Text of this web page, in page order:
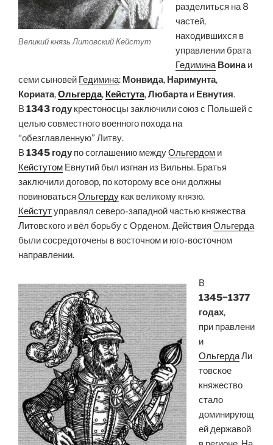
Великий князь Литовский Кейстут
разделиться на 8
частей,
находившихся в
управлении брата
Гедимина Воинаи
семи сыновей Гедимина: Монвида, Наримунта,
Кориата,Ольгерда, Кейстута,Любартаи Евнутия.
В1343 году крестоносцы заключили союз с Польшей с
целью совместного военного похода на
“обезглавленную” Литву.
В1345 году по соглашению междуОльгердом и
Кейстутом Евнутий был изгнан из Вильны. Братья
заключили договор, по которому все они должны
повиноваться Ольгерду как великому князю.
Кейстутуправлял северо-западной частью княжества
Литовского и вёл борьбу с Орденом. Действия Ольгерда
были сосредоточены в восточном и юго-восточном
направлении.
В
1345−1377
годах,
при правлени
и
ОльгердаЛи
товское
княжество
стало
доминирующ
ей державой